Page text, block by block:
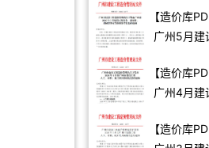
【造价库
广州5月建
【造价库
广州4月建
【造价库